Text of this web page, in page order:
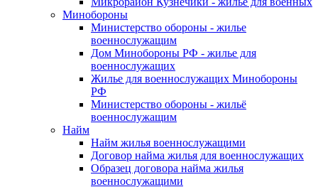
Минобороны
Министерство обороны - жилье
военнослужащим
Дом Минобороны РФ - жилье для
военнослужащих
Жилье для военнослужащих Минобороны
РФ
Министерство обороны - жильё
военнослужащим
Найм
Найм жилья военнослужащими
Договор найма жилья для военнослужащих
Образец договора найма жилья
военнослужащими